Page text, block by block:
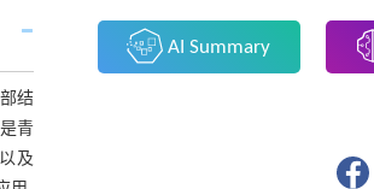
结
青
及
AI Summary